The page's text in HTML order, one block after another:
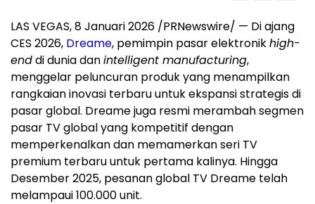
LAS VEGAS, 8 Januari 2026 /PRNewswire/ — Di ajang
CES 2026, Dreame, pemimpin pasar elektronikhigh-
enddi dunia danintelligent manufacturing,
menggelar peluncuran produk yang menampilkan
rangkaian inovasi terbaru untuk ekspansi strategis di
pasar global. Dreame juga resmi merambah segmen
pasar TV global yang kompetitif dengan
memperkenalkan dan memamerkan seri TV
premium terbaru untuk pertama kalinya. Hingga
Desember 2025, pesanan global TV Dreame telah
melampaui 100.000 unit.